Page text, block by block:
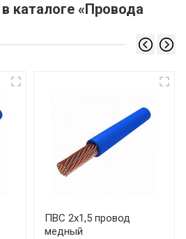
каталоге «Провода
ПВС 2х1,5 провод
медный